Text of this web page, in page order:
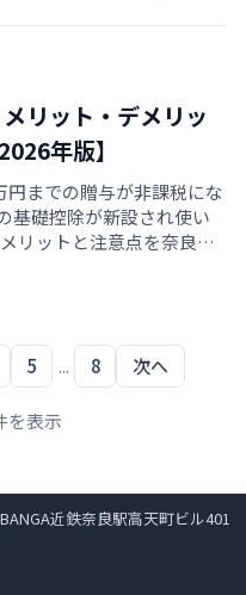
リット・デメリッ
年版】
までの贈与が非課税にな
基礎控除が新設され使い
リットと注意点を奈良の
5 ... 8 次へ
を表示
近鉄奈良駅高天町ビル401